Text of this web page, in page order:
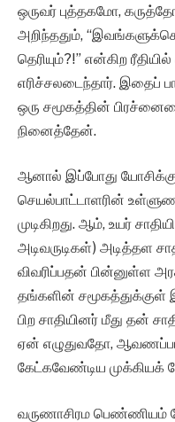
ஒருவர் புத்தகமோ,
அறிந்ததும்,
தெரியும்?!” என்கிற
எரிச்சலடைந்தார். இதைப்
ஒரு சமூகத்தின்
நினைத்தேன்.
ஆனால் இப்போது
செயல்பாட்டாளரின்
முடிகிறது. ஆம், உயர்
அடிவருடிகள்) அடித்தள
விவரிப்பதன் பின்னுள்ள
தங்களின் சமூகத்துக்குள்
பிற சாதியினர் மீது தன்
ஏன் எழுதுவதோ,
கேட்கவேண்டிய முக்கியக்
வருணாசிரம பெண்ணியம்